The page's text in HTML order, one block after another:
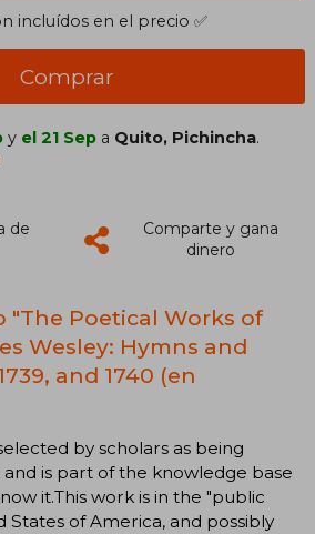
incluídos en el precio ✅
Comprar
y el 21 Sep a Quito, Pichincha.
de
Comparte y gana
dinero
"The Poetical Works of
Wesley: Hymns and
and 1740 (en
by scholars as being
is part of the knowledge base
it.This work is in the "public
States of America, and possibly